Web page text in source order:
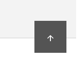
arrow_upward